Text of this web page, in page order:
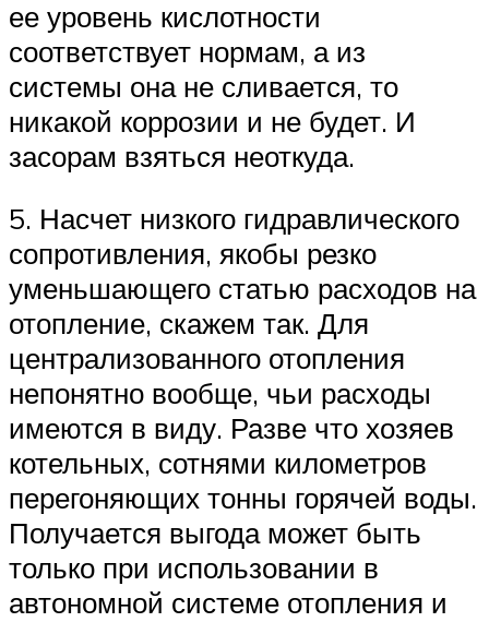
ее уровень кислотности
соответствует нормам, а из
системы она не сливается, то
никакой коррозии и не будет. И
засорам взяться неоткуда.
5. Насчет низкого гидравлического
сопротивления, якобы резко
уменьшающего статью расходов на
отопление, скажем так. Для
централизованного отопления
непонятно вообще, чьи расходы
имеются в виду. Разве что хозяев
котельных, сотнями километров
перегоняющих тонны горячей воды.
Получается выгода может быть
только при использовании в
автономной системе отопления и